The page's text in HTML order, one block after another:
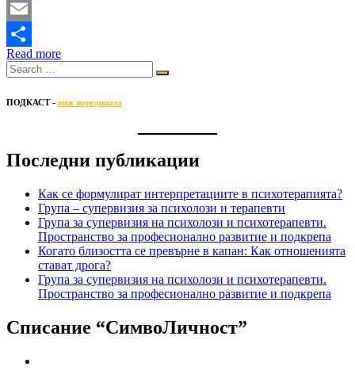
Twitter
Email
Share
Read more
ПОДКАСТ - виж поредицата
Последни публикации
Как се формулират интерпретациите в психотерапията?
Група – супервизия за психолози и терапевти
Група за супервизия на психолози и психотерапевти.
Пространство за професионално развитие и подкрепа
Когато близостта се превърне в капан: Как отношенията
стават дрога?
Група за супервизия на психолози и психотерапевти.
Пространство за професионално развитие и подкрепа
Списание “СимвоЛичност”